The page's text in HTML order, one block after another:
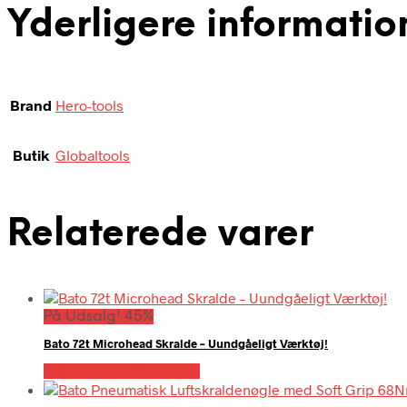
Yderligere
Brand Hero-tools
Butik Globaltools
Relaterede varer
På Udsalg! 45%
Bato 72t Microhead Skralde – Uundgåeligt Værktøj!